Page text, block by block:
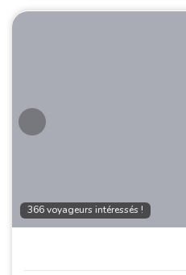
366 voyageurs intéressés !